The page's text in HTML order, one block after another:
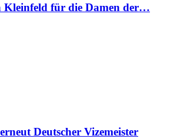
Kleinfeld für die Damen der…
Deutscher Vizemeister